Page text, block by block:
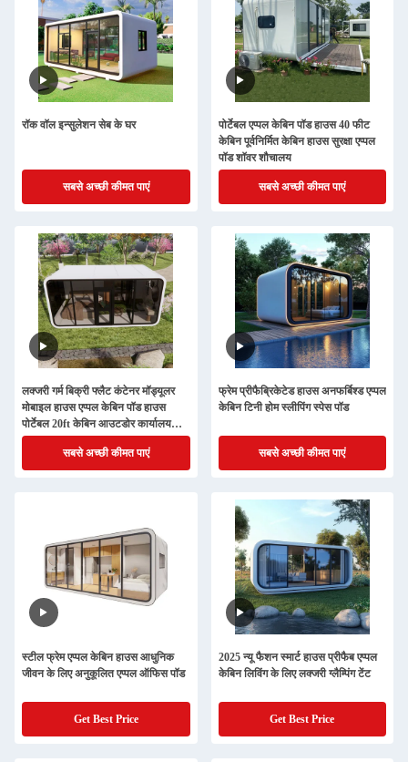
रॉक वॉल इन्सुलेशन सेब के घर
सबसे अच्छी कीमत पाएं
पोर्टेबल एप्पल केबिन पॉड हाउस 40 फीट
केबिन पूर्वनिर्मित केबिन हाउस सुरक्षा एप्पल
पॉड शॉवर शौचालय
सबसे अच्छी कीमत पाएं
लक्जरी गर्म बिक्री फ्लैट कंटेनर मॉड्यूलर
मोबाइल हाउस एप्पल केबिन पॉड हाउस
पोर्टेबल 20ft केबिन आउटडोर कार्यालय
कैफे दुकान बिक्री के लिए
सबसे अच्छी कीमत पाएं
फ्रेम प्रीफैब्रिकेटेड हाउस अनफर्बिश्ड एप्पल
केबिन टिनी होम स्लीपिंग स्पेस पॉड
सबसे अच्छी कीमत पाएं
स्टील फ्रेम एप्पल केबिन हाउस आधुनिक
जीवन के लिए अनुकूलित एप्पल ऑफिस पॉड
Get Best Price
2025 न्यू फैशन स्मार्ट हाउस प्रीफैब एप्पल
केबिन लिविंग के लिए लक्जरी ग्लैम्पिंग टेंट
Get Best Price